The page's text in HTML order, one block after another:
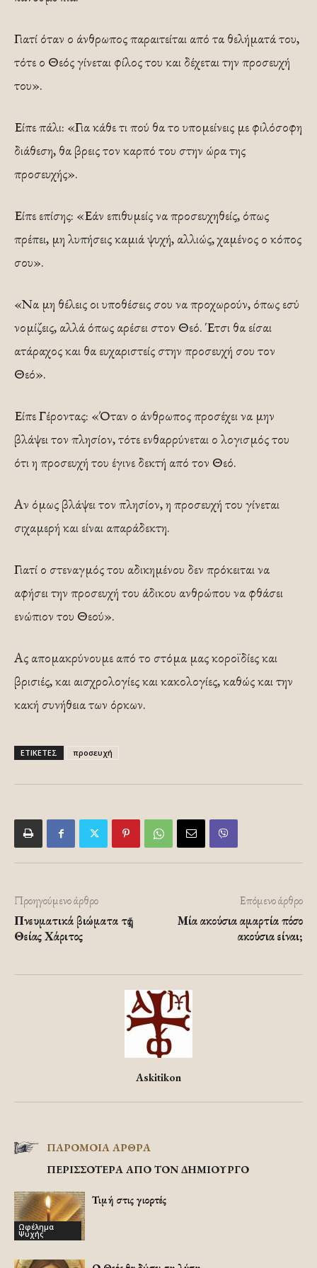
Γιατί όταν ο άνθρωπος παραιτείται από τα θελήματά του,
τότε ο Θεός γίνεται φίλος του και δέχεται την προσευχή
του».
Είπε πάλι: «Για κάθε τι πού θα το υπομείνεις με φιλόσοφη
διάθεση, θα βρεις τον καρπό του στην ώρα της
προσευχής».
Είπε επίσης: «Εάν επιθυμείς να προσευχηθείς, όπως
πρέπει, μη λυπήσεις καμιά ψυχή, αλλιώς, χαμένος ο κόπος
σου».
«Να μη θέλεις οι υποθέσεις σου να προχωρούν, όπως εσύ
νομίζεις, αλλά όπως αρέσει στον Θεό. Έτσι θα είσαι
ατάραχος και θα ευχαριστείς στην προσευχή σου τον
Θεό».
Είπε Γέροντας: «Όταν ο άνθρωπος προσέχει να μην
βλάψει τον πλησίον, τότε ενθαρρύνεται ο λογισμός του
ότι η προσευχή του έγινε δεκτή από τον Θεό.
Αν όμως βλάψει τον πλησίον, η προσευχή του γίνεται
σιχαμερή και είναι απαράδεκτη.
Γιατί ο στεναγμός του αδικημένου δεν πρόκειται να
αφήσει την προσευχή του άδικου ανθρώπου να φθάσει
ενώπιον του Θεού».
Ας απομακρύνουμε από το στόμα μας κοροϊδίες και
βρισιές, και αισχρολογίες και κακολογίες, καθώς και την
κακή συνήθεια των όρκων.
ΕΤΙΚΕΤΕΣ προσευχή
Προηγούμενο άρθρο
Πνευματικά βιώματα τῆς
Θείας Χάριτος
Επόμενο άρθρο
Μία ακούσια αμαρτία πόσο
ακούσια είναι;
Askitikon
ΠΑΡΟΜΟΙΑ ΑΡΘΡΑ
ΠΕΡΙΣΣΟΤΕΡΑ ΑΠΟ ΤΟΝ ΔΗΜΙΟΥΡΓΟ
Ωφέλημα
Ψυχής
Τιμή στις γιορτές